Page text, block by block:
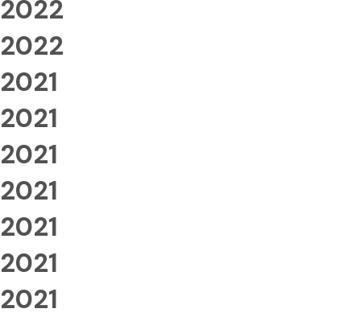
2022
2022
2021
2021
2021
2021
2021
2021
2021